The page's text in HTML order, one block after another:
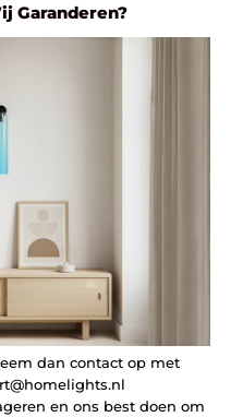
Garanderen?
dan contact op met
en ons best doen om